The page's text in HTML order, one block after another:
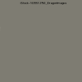
iStock-1035512750_DragonImages